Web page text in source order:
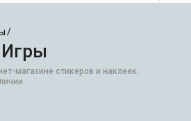
магазине стикеров и наклеек.